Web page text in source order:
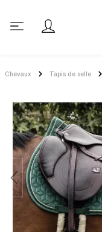
Chevaux Tapis de selle